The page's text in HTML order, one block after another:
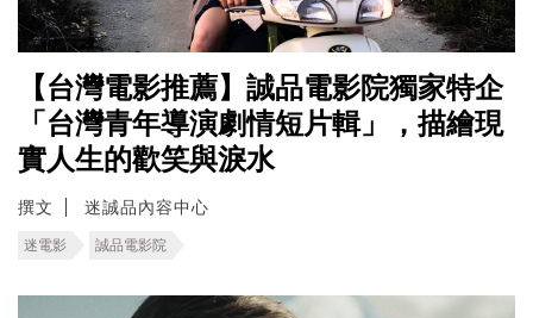
【台灣電影推薦】誠品電影院獨家特企
「台灣青年導演劇情短片輯」，描繪現
實人生的歡笑與淚水
撰文 迷誠品內容中心
迷電影 誠品電影院